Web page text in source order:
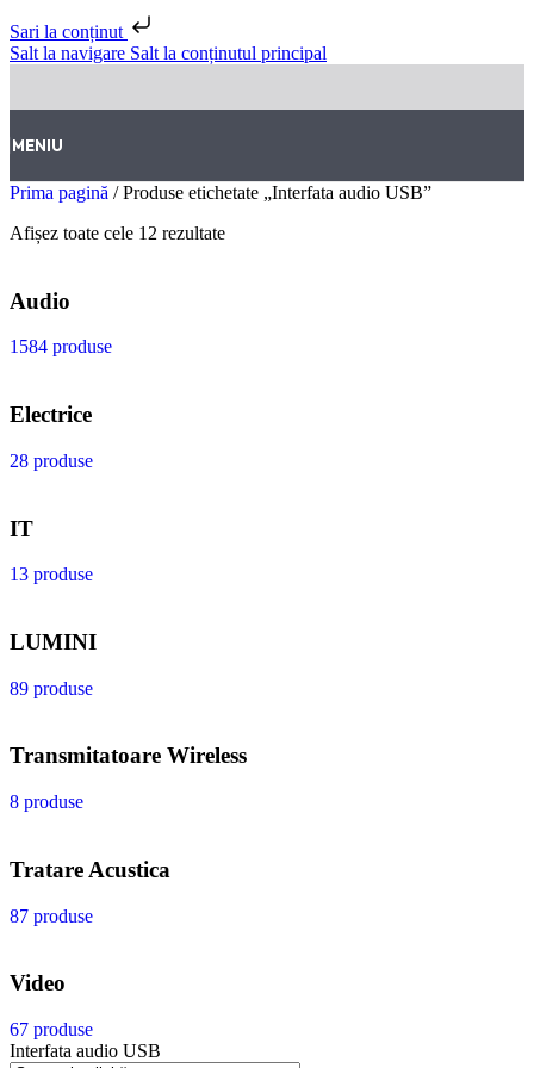
Sari la conținut
Salt la navigare Salt la conținutul principal
MENIU
Prima pagină / Produse etichetate „Interfata audio USB”
Afișez toate cele 12 rezultate
Audio
1584 produse
Electrice
28 produse
IT
13 produse
LUMINI
89 produse
Transmitatoare Wireless
8 produse
Tratare Acustica
87 produse
Video
67 produse
Interfata audio USB